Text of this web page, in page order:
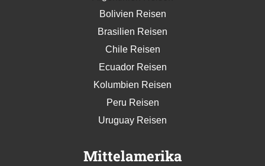
Bolivien Reisen
Brasilien Reisen
Chile Reisen
Ecuador Reisen
Kolumbien Reisen
Peru Reisen
Uruguay Reisen
Mittelamerika